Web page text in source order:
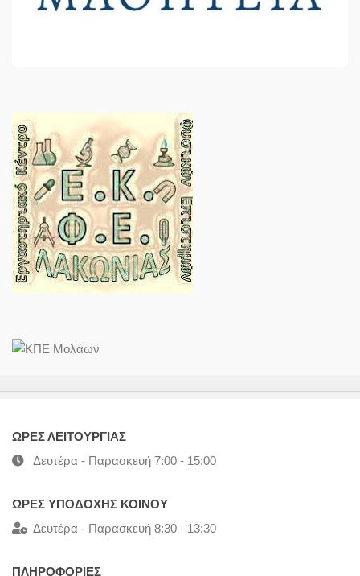
ΩΡΕΣ ΛΕΙΤΟΥΡΓΙΑΣ
Δευτέρα - Παρασκευή 7:00 - 15:00
ΩΡΕΣ ΥΠΟΔΟΧΗΣ ΚΟΙΝΟΥ
Δευτέρα - Παρασκευή 8:30 - 13:30
ΠΛΗΡΟΦΟΡΙΕΣ